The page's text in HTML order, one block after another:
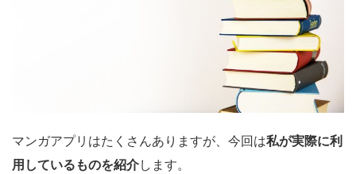
マンガアプリはたくさんありますが、今回は私が実際に利
用しているものを紹介します。